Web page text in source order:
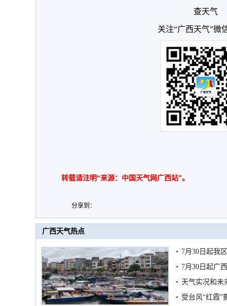
查天气
关注“广西天气”微
转载请注明“来源：中国天气网广西站”。
分享到：
广西天气热点
7月30日起我
7月30日起广
天气实况和未
受台风“红霞”